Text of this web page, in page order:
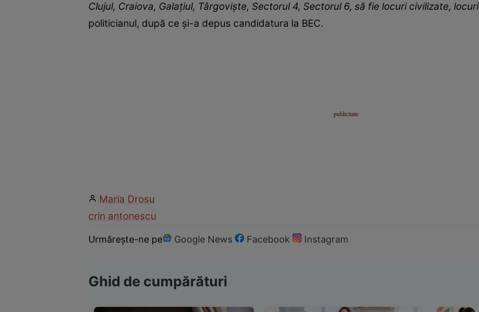
Clujul, Craiova, Galaţiul, Târgovişte, Sectorul 4, Sectorul 6, să fie locuri civilizate, locuri
politicianul, după ce și-a depus candidatura la BEC.
Maria Drosu
crin antonescu
Urmărește-ne pe Google News Facebook Instagram
Ghid de cumpărături